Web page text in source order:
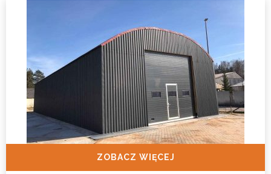
ZOBACZ WIĘCEJ